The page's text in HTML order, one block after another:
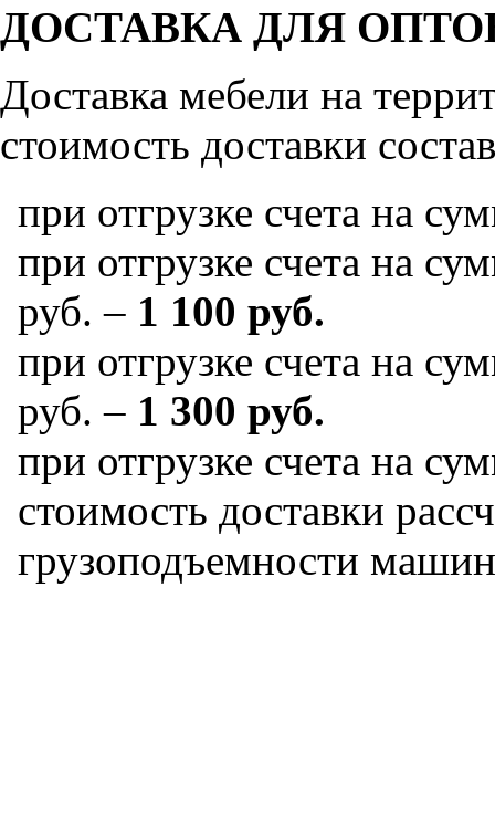
ДОСТАВКА ДЛЯ
Доставка мебели на
стоимость доставки
при отгрузке счета на
при отгрузке счета на
руб. – 1 100 руб.
при отгрузке счета на
руб. – 1 300 руб.
при отгрузке счета на
стоимость доставки
грузоподъемности